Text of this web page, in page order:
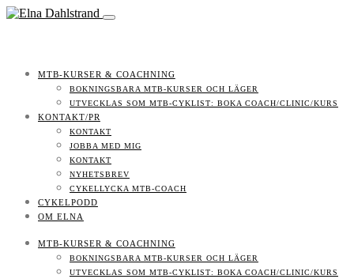
MTB-KURSER & COACHNING
BOKNINGSBARA MTB-KURSER OCH LÄGER
UTVECKLAS SOM MTB-CYKLIST: BOKA COACH/CLINIC/KURS
KONTAKT/PR
KONTAKT
JOBBA MED MIG
KONTAKT
NYHETSBREV
CYKELLYCKA MTB-COACH
CYKELPODD
OM ELNA
MTB-KURSER & COACHNING
BOKNINGSBARA MTB-KURSER OCH LÄGER
UTVECKLAS SOM MTB-CYKLIST: BOKA COACH/CLINIC/KURS